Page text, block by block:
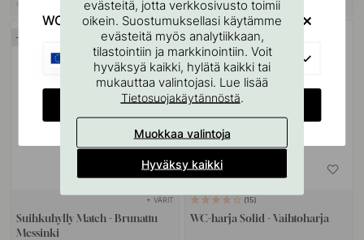
Varastossa
+ VÄRIT
Suihkuhylly Match - Brunattu
Messinki
15
15
WC-harja Solid - Vaihtoharja
evästeitä, jotta verkkosivusto toimii
oikein. Suostumuksellasi käytämme
evästeitä myös analytiikkaan,
tilastointiin ja markkinointiin. Voit
hyväksyä kaikki, hylätä kaikki tai
mukauttaa valintojasi. Lue lisää
Tietosuojakäytännöstä.
Muokkaa valintoja
Hyväksy kaikki
WOULD YOU RATHER VISIT?
EU
CHANGE COUNTRY